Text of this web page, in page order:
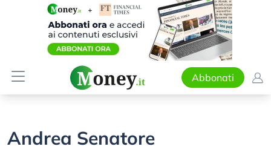
Abbonati
Andrea Senatore